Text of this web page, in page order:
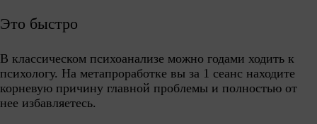
Это быстро
В классическом психоанализе можно годами ходить к
психологу. На метапроработке вы за 1 сеанс находите
корневую причину главной проблемы и полностью от
нее избавляетесь.